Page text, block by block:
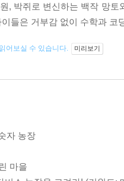
, 박쥐로 변신하는 백작 망
들은 거부감 없이 수학과 코
어보실 수 있습니다. 미리보기
자 농장
마을